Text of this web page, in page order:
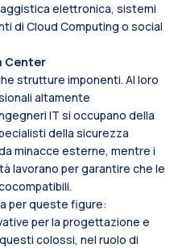
elettronica, sistemi
di Cloud Computing o social
Center
strutture imponenti. Al loro
altamente
IT si occupano della
della sicurezza
minacce esterne, mentre i
lavorano per garantire che le
per queste figure:
per la progettazione e
colossi, nel ruolo di